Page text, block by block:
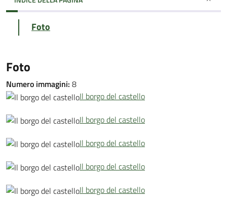
Foto
Foto
Numero immagini: 8
Il borgo del castello
Il borgo del castello
Il borgo del castello
Il borgo del castello
Il borgo del castello